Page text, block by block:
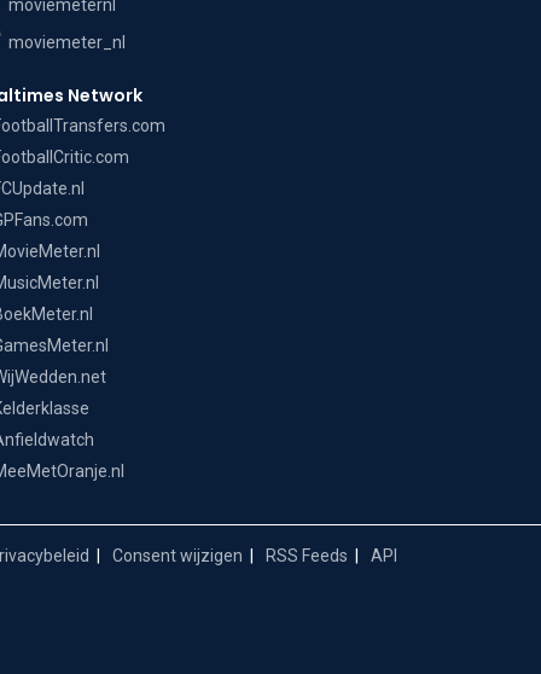
moviemeternl
moviemeter_nl
Network
Consent wijzigen RSS Feeds API